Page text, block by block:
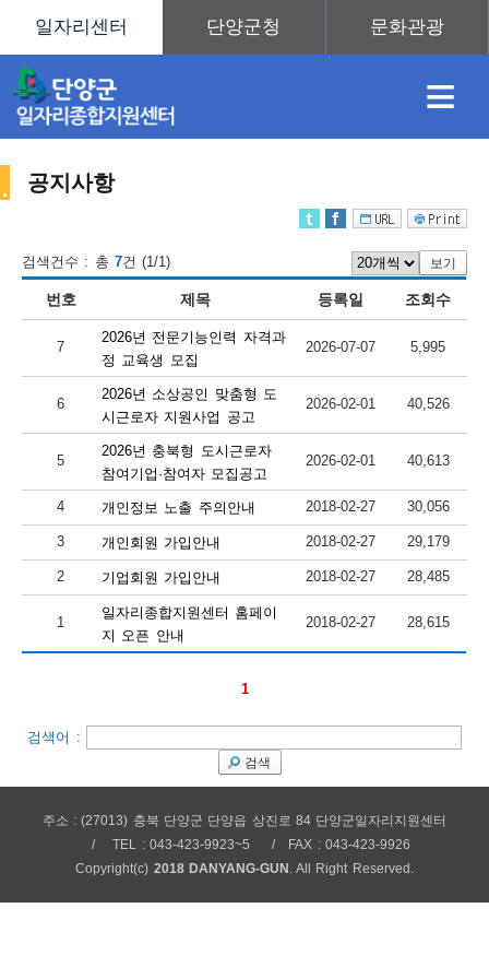
≡
용
정
보
재
정
보
업
훈
련
정
업
도
우
미
터
안
내
공지사항
검색건수 : 총 7건 (1/1) 보기
번호 제목 등록일 조회수
7
2026년 전문기능인력 자격과
정 교육생 모집
2026-07-07 5,995
6
2026년 소상공인 맞춤형 도
시근로자 지원사업 공고
2026-02-01 40,526
5
2026년 충북형 도시근로자
참여기업·참여자 모집공고
2026-02-01 40,613
4 개인정보 노출 주의안내 2018-02-27 30,056
3 개인회원 가입안내 2018-02-27 29,179
2 기업회원 가입안내 2018-02-27 28,485
1
일자리종합지원센터 홈페이
지 오픈 안내
2018-02-27 28,615
1
검색어 :
검색
센
안
내
센
주소 : (27013) 충북 단양군 단양읍 상진로 84 단양군일자리지원센터
TEL : 043-423-9923~5
FAX : 043-423-9926
Copyright(c) 2018 DANYANG-GUN . All Right Reserved.